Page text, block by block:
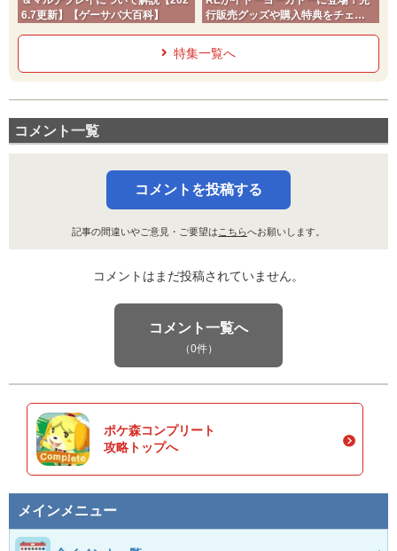
6.7更新】【ゲーサバ大百科】
行販売グッズや購入特典をチェッ
特集一覧へ
コメント一覧
コメントを投稿する
記事の間違いやご意見・ご要望は こちらへお願いします。
コメントはまだ投稿されていません。
コメント一覧へ
（0件）
ポケ森コンプリート
攻略トップへ
メインメニュー